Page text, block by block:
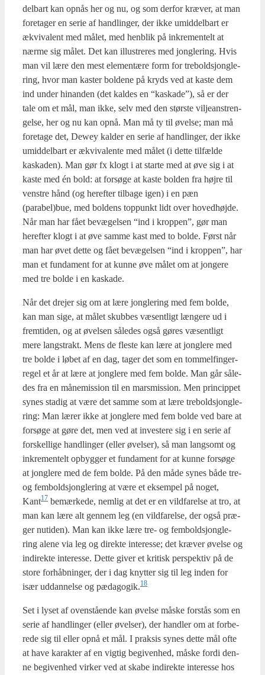
del­bart kan opnås her og nu, og som der­for kræ­ver, at man
fore­ta­ger en serie af handling­er, der ikke umid­del­bart er
ækvi­va­lent med målet, med hen­blik på inkre­men­telt at
nær­me sig målet. Det kan illu­stre­res med jong­le­ring. Hvis
man vil lære den mest ele­men­tæ­re form for tre­boldsjong­le­
ring, hvor man kaster bol­de­ne på kryds ved at kaste dem
ind under hin­an­den (det kal­des en “kaska­de”), så er der
tale om et mål, man ikke, selv med den stør­ste vil­je­an­stren­
gel­se, her og nu kan opnå. Man må ty til øvel­se; man må
fore­ta­ge det, Dewey kal­der en serie af handling­er, der ikke
umid­del­bart er ækvi­va­len­te med målet (i det­te til­fæl­de
kaska­den). Man gør fx klogt i at star­te med at øve sig i at
kaste med én bold: at for­sø­ge at kaste bol­den fra høj­re til
ven­stre hånd (og her­ef­ter til­ba­ge igen) i en pæn
(parabel)bue, med bol­dens top­punkt lidt over hoved­høj­de.
Når man har fået bevæ­gel­sen “ind i krop­pen”, gør man
her­ef­ter klogt i at øve sam­me kast med to bol­de. Først når
man har øvet det­te og fået bevæ­gel­sen “ind i krop­pen”, har
man et fun­da­ment for at kun­ne øve målet om at jon­ge­re
med tre bol­de i en kaska­de.
Når det dre­jer sig om at lære jong­le­ring med fem bol­de,
kan man sige, at målet skub­bes væsent­ligt læn­ge­re ud i
frem­ti­den, og at øvel­sen såle­des også gøres væsent­ligt
mere langstrakt. Mens de fle­ste kan lære at jong­le­re med
tre bol­de i løbet af en dag, tager det som en tom­mel­finger­
re­gel et år at lære at jong­le­re med fem bol­de. Man går såle­
des fra en måne­mis­sion til en mars­mis­sion. Men prin­cip­pet
synes sta­dig at være det sam­me som at lære tre­boldsjong­le­
ring: Man lærer ikke at jong­le­re med fem bol­de ved bare at
for­sø­ge at gøre det, men ved at inve­ste­re sig i en serie af
for­skel­li­ge handling­er (eller øvel­ser), så man lang­somt og
inkre­men­telt opbyg­ger et fun­da­ment for at kun­ne for­sø­ge
at jong­le­re med de fem bol­de. På den måde synes både tre-
og fem­boldsjong­le­ring at være et eksem­pel på noget,
Kant17 bemær­ke­de, nem­lig at det er en vild­fa­rel­se at tro, at
man kan lære alt gen­nem leg (en vild­fa­rel­se, der også præ­
ger nuti­den). Man kan ikke lære tre- og fem­boldsjong­le­
ring ale­ne via leg og direk­te inte­res­se; det kræ­ver øvel­se og
indi­rek­te inte­res­se. Det­te giver et kri­tisk per­spek­tiv på de
sto­re for­håb­nin­ger, der i dag knyt­ter sig til leg inden for
især uddan­nel­se og pædagogik.18
Set i lyset af oven­stå­en­de kan øvel­se måske for­stås som en
serie af handling­er (eller øvel­ser), der hand­ler om at for­be­
re­de sig til eller opnå et mål. I prak­sis synes det­te mål ofte
at have karak­ter af en vig­tig begi­ven­hed, måske for­di den­
ne begi­ven­hed vir­ker ved at ska­be indi­rek­te inte­res­se hos